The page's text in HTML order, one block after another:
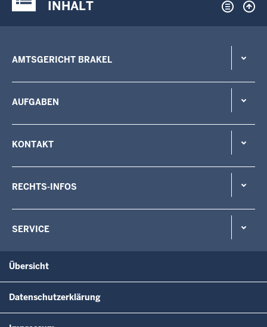
INHALT
AMTSGERICHT BRAKEL
AUFGABEN
KONTAKT
RECHTS-INFOS
SERVICE
Übersicht
Datenschutzerklärung